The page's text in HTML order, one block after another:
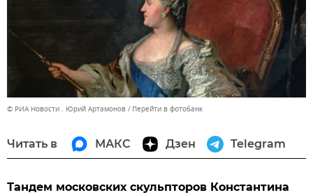
© РИА Новости . Юрий Артамонов Перейти в фотобанк
Читать в МАКС Дзен Telegram
Тандем московских скульпторов Константина